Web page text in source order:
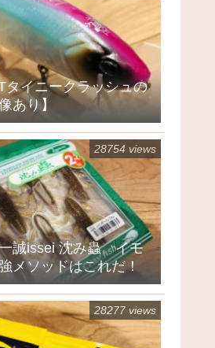
タイニークラッシュの
あり】
誠issei 沈み蟲 イモ
メソッドはこれだ！
28754 views
28277 views